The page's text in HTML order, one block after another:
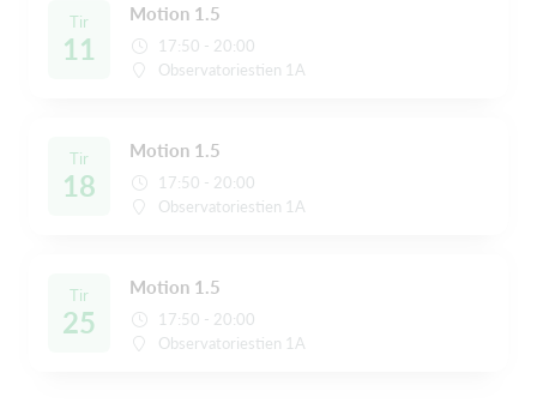
Tir
11
Motion 1.5
17:50 - 20:00
Observatoriestien 1A
Tir
18
Motion 1.5
17:50 - 20:00
Observatoriestien 1A
Tir
25
Motion 1.5
17:50 - 20:00
Observatoriestien 1A